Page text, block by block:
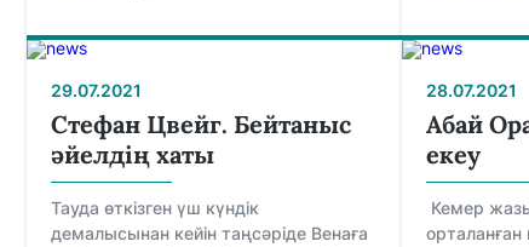
29.07.2021
Стефан Цвейг. Бейтаныс
әйелдің хаты
Тауда өткізген үш күндік
демалысынан кейін таңсәріде Венаға
28.07.2021
Абай
екеу
Кемер
орталанған